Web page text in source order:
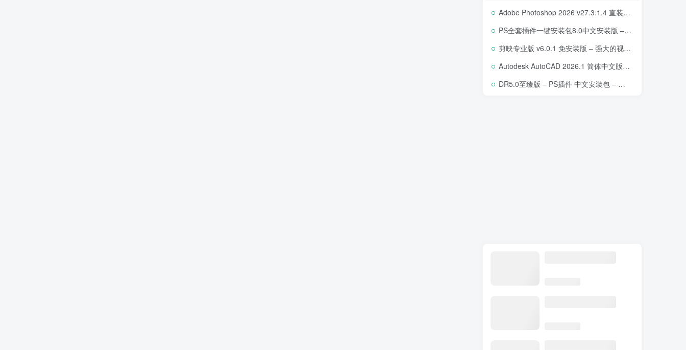
Adobe Photoshop 2026 v27.3.1.4 直装版下载 – 专业图像编辑软件
PS全套插件一键安装包8.0中文安装版 – 支持2018-2025 – 提升设计效率
剪映专业版 v6.0.1 免安装版 – 强大的视频编辑工具
Autodesk AutoCAD 2026.1 简体中文版 – 专业计算机辅助设计软件
DR5.0至臻版 – PS插件 中文安装包 – 专业级人像修图工具